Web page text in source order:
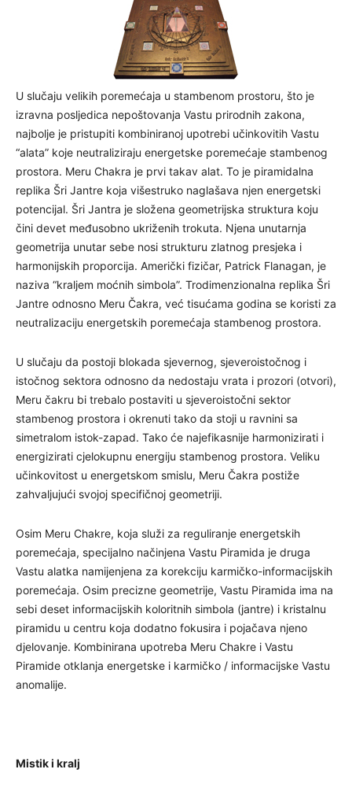
U slučaju velikih poremećaja u stambenom prostoru, što je
izravna posljedica nepoštovanja Vastu prirodnih zakona,
najbolje je pristupiti kombiniranoj upotrebi učinkovitih Vastu
“alata” koje neutraliziraju energetske poremećaje stambenog
prostora. Meru Chakra je prvi takav alat. To je piramidalna
replika Šri Jantre koja višestruko naglašava njen energetski
potencijal. Šri Jantra je složena geometrijska struktura koju
čini devet međusobno ukriženih trokuta. Njena unutarnja
geometrija unutar sebe nosi strukturu zlatnog presjeka i
harmonijskih proporcija. Američki fizičar, Patrick Flanagan, je
naziva “kraljem moćnih simbola”. Trodimenzionalna replika Šri
Jantre odnosno Meru Čakra, već tisućama godina se koristi za
neutralizaciju energetskih poremećaja stambenog prostora.
U slučaju da postoji blokada sjevernog, sjeveroistočnog i
istočnog sektora odnosno da nedostaju vrata i prozori (otvori),
Meru čakru bi trebalo postaviti u sjeveroistočni sektor
stambenog prostora i okrenuti tako da stoji u ravnini sa
simetralom istok-zapad. Tako će najefikasnije harmonizirati i
energizirati cjelokupnu energiju stambenog prostora. Veliku
učinkovitost u energetskom smislu, Meru Čakra postiže
zahvaljujući svojoj specifičnoj geometriji.
Osim Meru Chakre, koja služi za reguliranje energetskih
poremećaja, specijalno načinjena Vastu Piramida je druga
Vastu alatka namijenjena za korekciju karmičko-informacijskih
poremećaja. Osim precizne geometrije, Vastu Piramida ima na
sebi deset informacijskih koloritnih simbola (jantre) i kristalnu
piramidu u centru koja dodatno fokusira i pojačava njeno
djelovanje. Kombinirana upotreba Meru Chakre i Vastu
Piramide otklanja energetske i karmičko / informacijske Vastu
anomalije.
Mistik i kralj